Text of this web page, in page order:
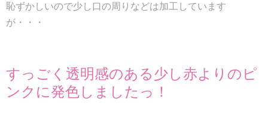
恥ずかしいので少し口の周りなどは加工しています
が・・・
すっごく透明感のある少し赤よりのピ
ンクに発色しましたっ！